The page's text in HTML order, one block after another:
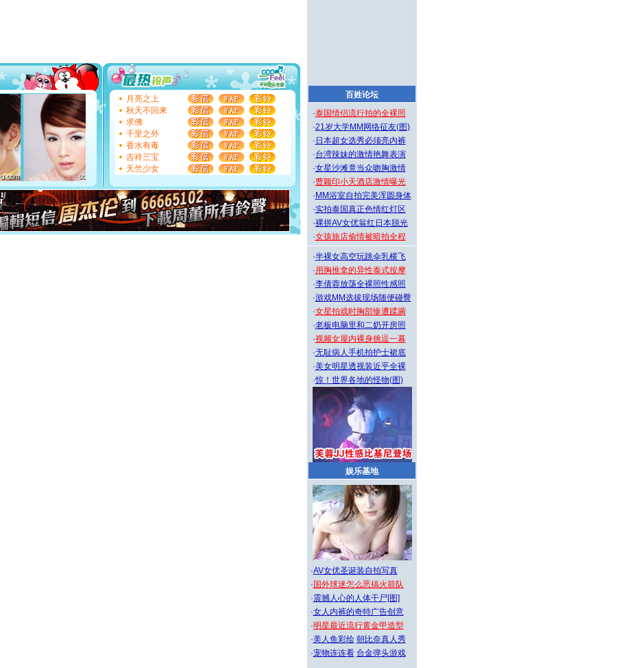
要平安！千万要知足！千万不要忘记我！
[圣诞节]不只这样的日子才会想起你,而是这样的日子才
能正大光明地骚扰你,告诉你,圣诞要快乐!新年要快乐!天天
都要快乐噢!
[圣诞节]奉上一颗祝福的心,在这个特别的日子里,愿幸福,
如意,快乐,鲜花,一切美好的祝愿与你同在.圣诞快乐!
[元旦]
看到你我会触电；看不到你我要充电；没有你我会
断电。爱你是我职业，想你是我事业，抱你是我特长，吻
你是我专业！水晶之恋祝你新年快乐
[元旦] 如果上天让我许三个愿望，一是今生今世和你在一
起；二是再生再世和你在一起；三是三生三世和你不再分
离。水晶之恋祝你新年快乐
[元旦]当我狠下心扭头离去那一刻，你在我身后无助地哭
泣，这痛楚让我明白我多么爱你。我转身抱住你：这猪不
卖了。水晶之恋祝你新年快乐。
月亮之上
秋天不回来
求佛
千里之外
香水有毒
吉祥三宝
天竺少女
百姓论坛
·泰国情侣流行拍的全裸照
·21岁大学MM网络征友(图)
· 日本超女选秀必须亮内裤
·台湾辣妹的激情艳舞表演
·女星沙滩竟当众吻胸激情
·曹颖印小天酒店激情曝光
· MM浴室自拍完美浑圆身体
·实拍泰国真正色情红灯区
·裸拼AV女优翁红日本脱光
·女孩旅店偷情被暗拍全程
·半裸女高空玩跳伞乳横飞
·用胸推拿的异性泰式按摩
·李倩蓉放荡全裸照性感照
·游戏MM选拔现场随便碰臀
·女星拍戏时胸部惨遭蹂躏
·老板电脑里和二奶开房照
·视频女屋内裸身挑逗一幕
·无耻病人手机拍护士裙底
·美女明星透视装近乎全裸
·惊！世界各地的怪物(图)
娱乐基地
·AV女优圣诞装自拍写真
· 国外球迷怎么恶搞火箭队
·震撼人心的人体干尸[图]
·女人内裤的奇特广告创意
·明星最近流行黄金甲造型
·美人鱼彩绘 朝比奈真人秀
·宠物连连看 合金弹头游戏